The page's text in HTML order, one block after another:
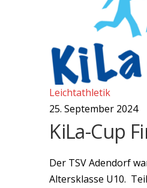
Leichtathletik
25. September 2024
KiLa-Cup
Der TSV Adendorf
Altersklasse U10.